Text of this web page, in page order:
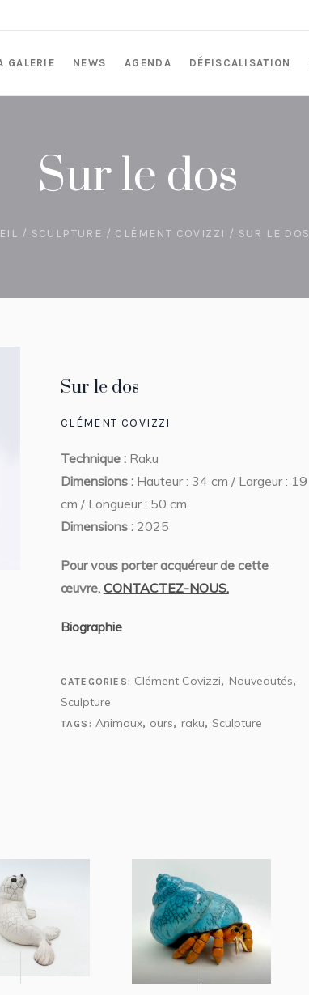
GALERIE NEWS AGENDA DÉFISCALISATION
Sur le dos
/ SCULPTURE / CLÉMENT COVIZZI / SUR LE DOS
Sur le dos
CLÉMENT COVIZZI
Technique : Raku
Dimensions :Hauteur : 34 cm / Largeur : 19
cm / Longueur : 50 cm
Dimensions :2025
Pour vous porter acquéreur de cette
œuvre, CONTACTEZ-NOUS.
Biographie
CATEGORIES: Clément Covizzi, Nouveautés,
Sculpture
TAGS: Animaux, ours, raku, Sculpture